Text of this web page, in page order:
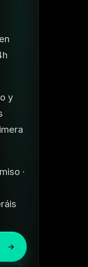
y
·
→